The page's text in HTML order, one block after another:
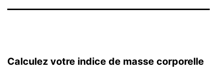
Calculez votre indice de masse corporelle